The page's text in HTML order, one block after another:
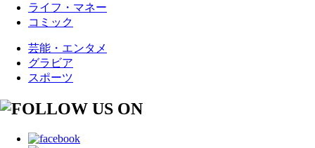
ライフ・マネー
コミック
芸能・エンタメ
グラビア
スポーツ